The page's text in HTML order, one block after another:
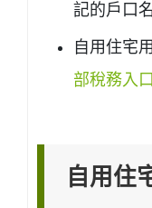
記的戶口
自用住宅
部稅務入
自用住